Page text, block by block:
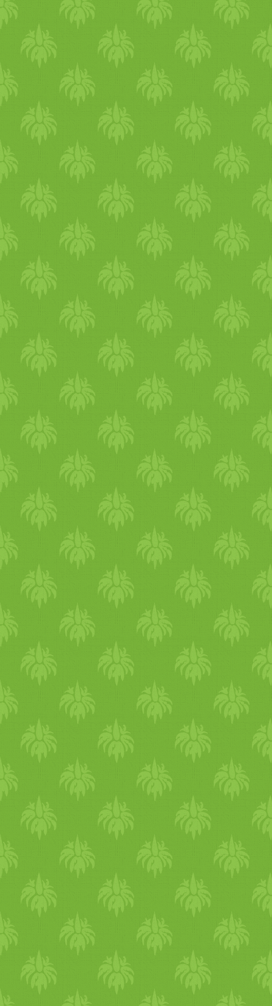
A krumplipürének nem
szabad túl folyósnak lennie.
Fogunk egy tűzállló edényt
(pl. jénai tálat) vagy egy
tepsit. Kókuszzsírral
az alját és oldalát.
a zöldséges szószt, majd
pedig a tetejére halmozzuk
simítjuk a krumplipürét. A
tetejét villával
megszurkáljuk. Sütőben
enyhén aranybarnára sütjük.
Tálalásnál a zöldésges szósz
enyhén folyós állagú lesz, de
épp ez az egyik
Amolyan szószos, nem áll
egybe, mint pl. egy rakott
krumpli.
(időnként megforgatva) kb.
20 percig rotyogtasd.
meg, szükség szerint még
fűszerezd. Borítsd bele a
megfőtt csicseriborsót, még
vagy 5 perc összefőzés, és
készen is van.Egy jénaiba
terítsd szét a ragut, majd
simítsd rá a fűszeres
krumpipürét. A tetejét szórd
meg pici füstölt
sütőben (180fok), úgy 30
perc alatt süsd meg.Tálalás
előtt hagyd úgy 20 percig
állni, hogy a krumpli egy
picit dermedjen.